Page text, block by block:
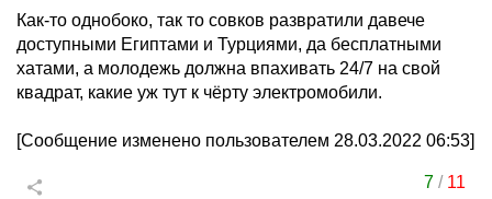
Как-то однобоко, так то совков развратили давече
доступными Египтами и Турциями, да бесплатными
хатами, а молодежь должна впахивать 24/7 на свой
квадрат, какие уж тут к чёрту электромобили.
[Сообщение изменено пользователем 28.03.2022 06:53]
7/ 11